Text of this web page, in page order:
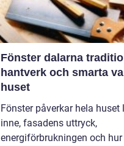
Fönster dalarna tradition,
hantverk och smarta
huset
Fönster påverkar hela huset ljuset
inne, fasadens uttryck,
energiförbrukningen och